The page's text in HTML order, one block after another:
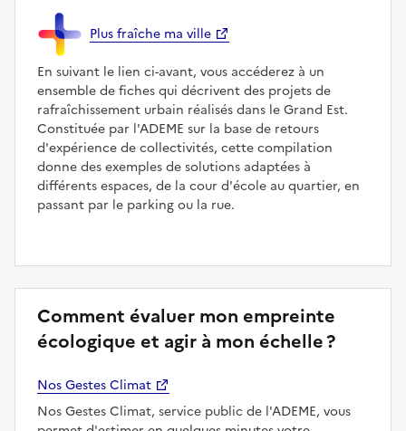
Plus fraîche ma ville
En suivant le lien ci-avant, vous accéderez à un
ensemble de fiches qui décrivent des projets de
rafraîchissement urbain réalisés dans le Grand Est.
Constituée par l'ADEME sur la base de retours
d'expérience de collectivités, cette compilation
donne des exemples de solutions adaptées à
différents espaces, de la cour d'école au quartier, en
passant par le parking ou la rue.
Comment évaluer mon empreinte
écologique et agir à mon échelle ?
Nos Gestes Climat
Nos Gestes Climat, service public de l'ADEME, vous